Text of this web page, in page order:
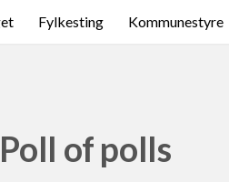
Fylkesting Kommunestyre
Poll of polls